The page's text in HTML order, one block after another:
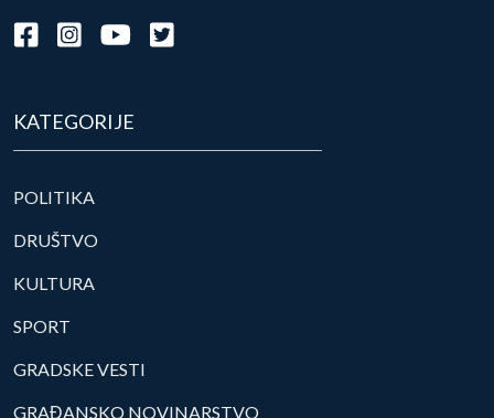
KATEGORIJE
POLITIKA
DRUŠTVO
KULTURA
SPORT
GRADSKE VESTI
GRAĐANSKO NOVINARSTVO